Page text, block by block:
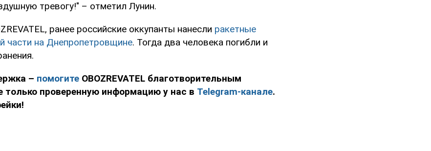
тревогу!" – отметил Лунин.
ранее российские оккупанты нанесли ракетные
части на Днепропетровщине. Тогда два человека погибли и
– помогите OBOZREVATEL благотворительным
только проверенную информацию у нас в Telegram-канале.